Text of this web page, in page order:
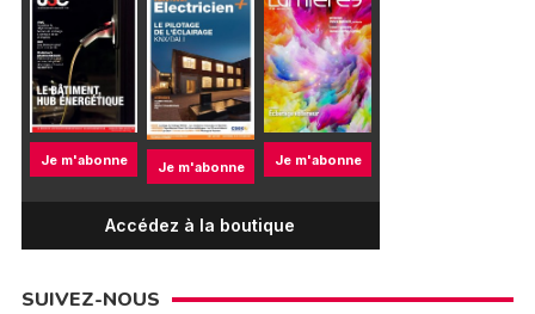
Je m'abonne Je m'abonne Je m'abonne
Accédez à la boutique
SUIVEZ-NOUS